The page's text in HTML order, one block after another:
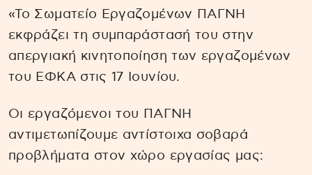
«Το Σωματείο Εργαζομένων ΠΑΓΝΗ
εκφράζει τη συμπαράστασή του στην
απεργιακή κινητοποίηση των εργαζομένων
του ΕΦΚΑ στις 17 Ιουνίου.
Οι εργαζόμενοι του ΠΑΓΝΗ
αντιμετωπίζουμε αντίστοιχα σοβαρά
προβλήματα στον χώρο εργασίας μας: